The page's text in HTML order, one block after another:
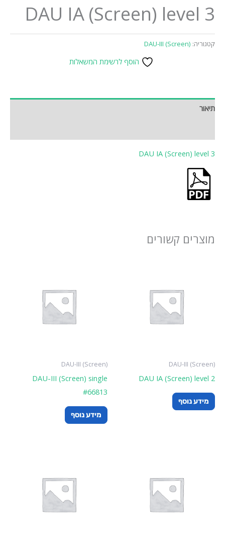
DAU IA (Screen) level 3
קטגוריה: DAU-III (Screen)
הוסף לרשימת המשאלות
תיאור
DAU IA (Screen) level 3
מוצרים קשורים
DAU-III (Screen)
DAU IA (Screen) level 2
מידע נוסף
DAU-III (Screen)
DAU-III (Screen) single
#66813
מידע נוסף